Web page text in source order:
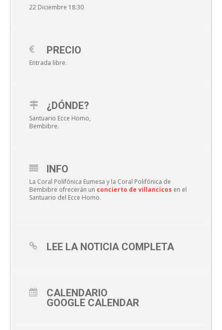
22 Diciembre 18:30
PRECIO
Entrada libre.
¿DÓNDE?
Santuario Ecce Homo,
Bembibre.
INFO
La Coral Polifónica Eumesa y la Coral Polifónica de
Bembibre ofrecerán un concierto de villancicos en el
Santuario del Ecce Homo.
LEE LA NOTICIA COMPLETA
CALENDARIO
GOOGLE CALENDAR